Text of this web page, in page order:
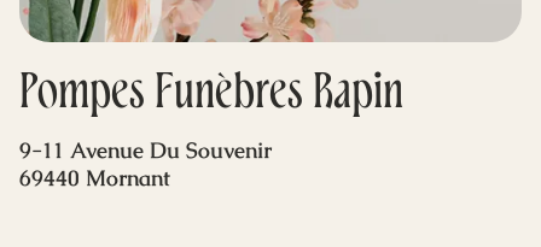
Blog
Pompes Funèbres Rapin
9-11 Avenue Du Souvenir
69440 Mornant